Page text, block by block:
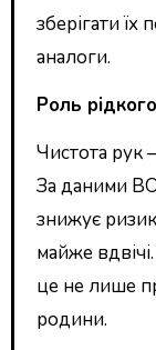
зберігати їх
аналоги.
Роль
Чистота рук
За даними
знижує
майже
це не лише
родини.